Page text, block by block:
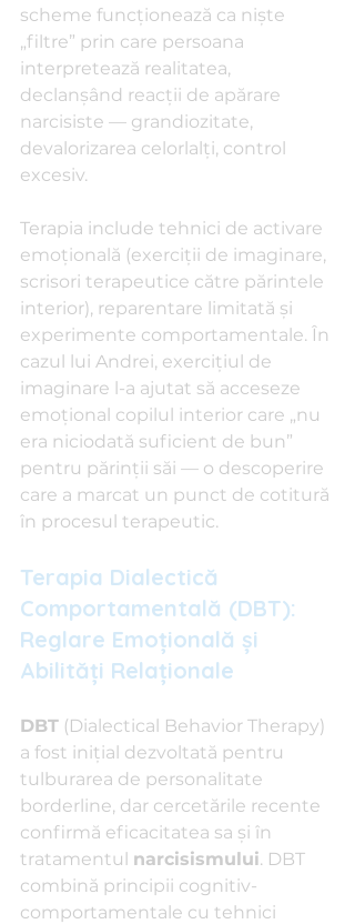
scheme funcționează ca niște
„filtre” prin care persoana
interpretează realitatea,
declanșând reacții de apărare
narcisiste — grandiozitate,
devalorizarea celorlalți, control
excesiv.
Terapia include tehnici de activare
emoțională (exerciții de imaginare,
scrisori terapeutice către părintele
interior), reparentare limitată și
experimente comportamentale. În
cazul lui Andrei, exercițiul de
imaginare l-a ajutat să acceseze
emoțional copilul interior care „nu
era niciodată suficient de bun”
pentru părinții săi — o descoperire
care a marcat un punct de cotitură
în procesul terapeutic.
Terapia Dialectică
Comportamentală (DBT):
Reglare Emoțională și
Abilități Relaționale
DBT (Dialectical Behavior Therapy)
a fost inițial dezvoltată pentru
tulburarea de personalitate
borderline, dar cercetările recente
confirmă eficacitatea sa și în
tratamentul narcisismului. DBT
combină principii cognitiv-
comportamentale cu tehnici